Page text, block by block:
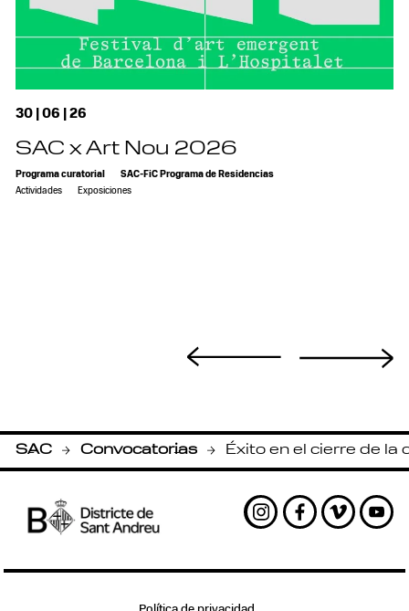
SAC
- Convocatorias
- Éxito en el cierre de la
30 | 06 | 26
SAC x Art Nou 2026
Programa curatorial
SAC-FiC Programa de Residencias
Actividades
Exposiciones
Instagram
Facebook
Vimeo